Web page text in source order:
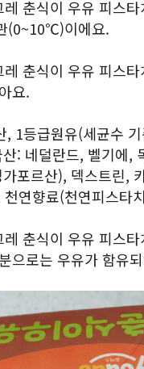
춘식이 우유 피스
(0~10℃)이에요.
춘식이 우유 피스타
요.
, 1등급원유(세균수
: 네덜란드, 벨기에,
포르산), 덱스트린,
연향료(천연피스타
춘식이 우유 피스
으로는 우유가 함유